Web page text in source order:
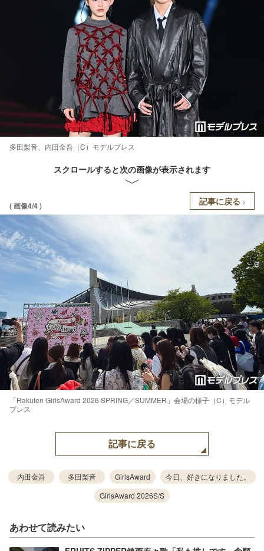
多田梨音、内田金吾（C）モデルプレス
スクロールすると次の画像が表示されます
( 画像4/4 ) 記事に戻る
「Rakuten GirlsAward 2026 SPRING／SUMMER」会場の様子（C）モデル
プレス
記事に戻る
内田金吾 多田梨音 GirlsAward
今日、好きになりました。
GirlsAward 2026S/S
あわせて読みたい